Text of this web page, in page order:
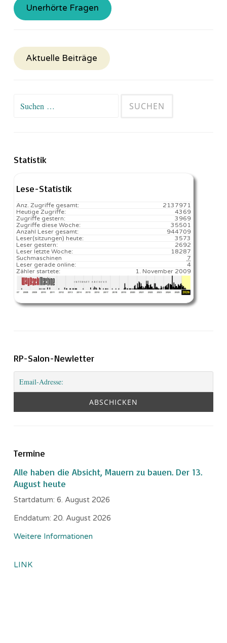
Unerhörte Fragen
Aktuelle Beiträge
Suchen
Statistik
Lese-Statistik
2137971
Anz. Zugriffe gesamt:
4369
Heutige Zugriffe:
3969
Zugriffe gestern:
35501
Zugriffe diese Woche:
944709
Anzahl Leser gesamt:
3573️
Leser(sitzungen) heute:
2692
Leser gestern:
18287️
Leser letzte Woche:
7
Suchmaschinen
4
Leser gerade online:
1. November 2009
Zähler startete:
RP-Salon-Newletter
Termine
Alle haben die Absicht, Mauern zu bauen. Der 13.
August heute
Startdatum: 6. August 2026
Enddatum: 20. August 2026
Weitere Informationen
LINK